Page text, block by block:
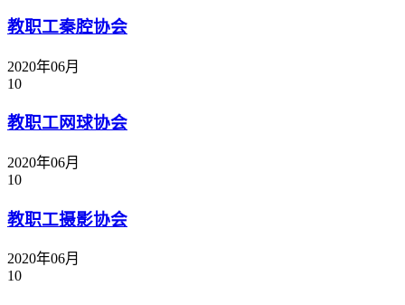
教职工秦腔协会
2020年06月
10
教职工网球协会
2020年06月
10
教职工摄影协会
2020年06月
10